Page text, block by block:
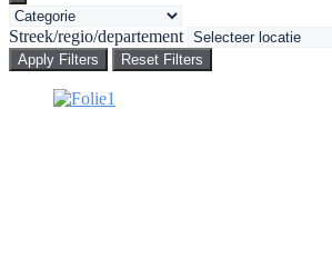
Streek/regio/departement
Apply Filters Reset Filters